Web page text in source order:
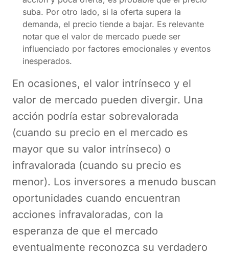
suba. Por otro lado, si la oferta supera la
demanda, el precio tiende a bajar. Es relevante
notar que el valor de mercado puede ser
influenciado por factores emocionales y eventos
inesperados.
En ocasiones, el valor intrínseco y el
valor de mercado pueden divergir. Una
acción podría estar sobrevalorada
(cuando su precio en el mercado es
mayor que su valor intrínseco) o
infravalorada (cuando su precio es
menor). Los inversores a menudo buscan
oportunidades cuando encuentran
acciones infravaloradas, con la
esperanza de que el mercado
eventualmente reconozca su verdadero